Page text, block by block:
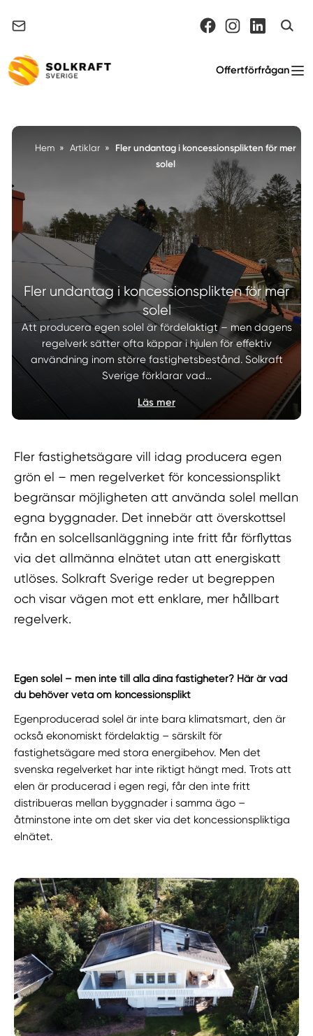
Offertförfrågan
Hem » Artiklar »
Fler undantag i koncessionsplikten för mer
solel
Fler undantag i koncessionsplikten för mer
solel
Att producera egen solel är fördelaktigt – men dagens
regelverk sätter ofta käppar i hjulen för effektiv
användning inom större fastighetsbestånd. Solkraft
Sverige förklarar vad…
Läs mer
Fler fastighetsägare vill idag producera egen
grön el – men regelverket för koncessionsplikt
begränsar möjligheten att använda solel mellan
egna byggnader. Det innebär att överskottsel
från en solcellsanläggning inte fritt får förflyttas
via det allmänna elnätet utan att energiskatt
utlöses. Solkraft Sverige reder ut begreppen
och visar vägen mot ett enklare, mer hållbart
regelverk.
Egen solel – men inte till alla dina fastigheter? Här är vad
du behöver veta om koncessionsplikt
Egenproducerad solel är inte bara klimatsmart, den är
också ekonomiskt fördelaktig – särskilt för
fastighetsägare med stora energibehov. Men det
svenska regelverket har inte riktigt hängt med. Trots att
elen är producerad i egen regi, får den inte fritt
distribueras mellan byggnader i samma ägo –
åtminstone inte om det sker via det koncessionspliktiga
elnätet.